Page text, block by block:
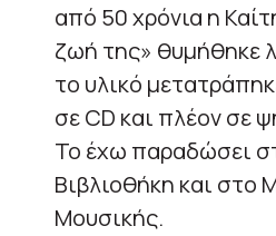
από 50 χρόνια η
ζωή της» θυμήθηκε
το υλικό
σε CD και πλέον σε
Το έχω παραδώσει
Βιβλιοθήκη και στο
Μουσικής.